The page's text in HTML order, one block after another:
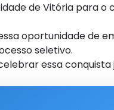
de Vitória para o
oportunidade de
seletivo.
essa conquista